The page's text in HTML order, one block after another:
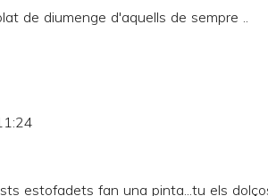
de diumenge d'aquells de sempre ..
estofadets fan una pinta...tu els